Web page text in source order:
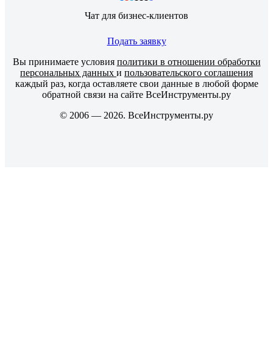
Чат для бизнес-клиентов
Подать заявку
Вы принимаете условия политики в отношении обработки
персональных данных и пользовательского соглашения
каждый раз, когда оставляете свои данные в любой форме
обратной связи на сайте ВсеИнструменты.ру
© 2006 — 2026. ВсеИнструменты.ру